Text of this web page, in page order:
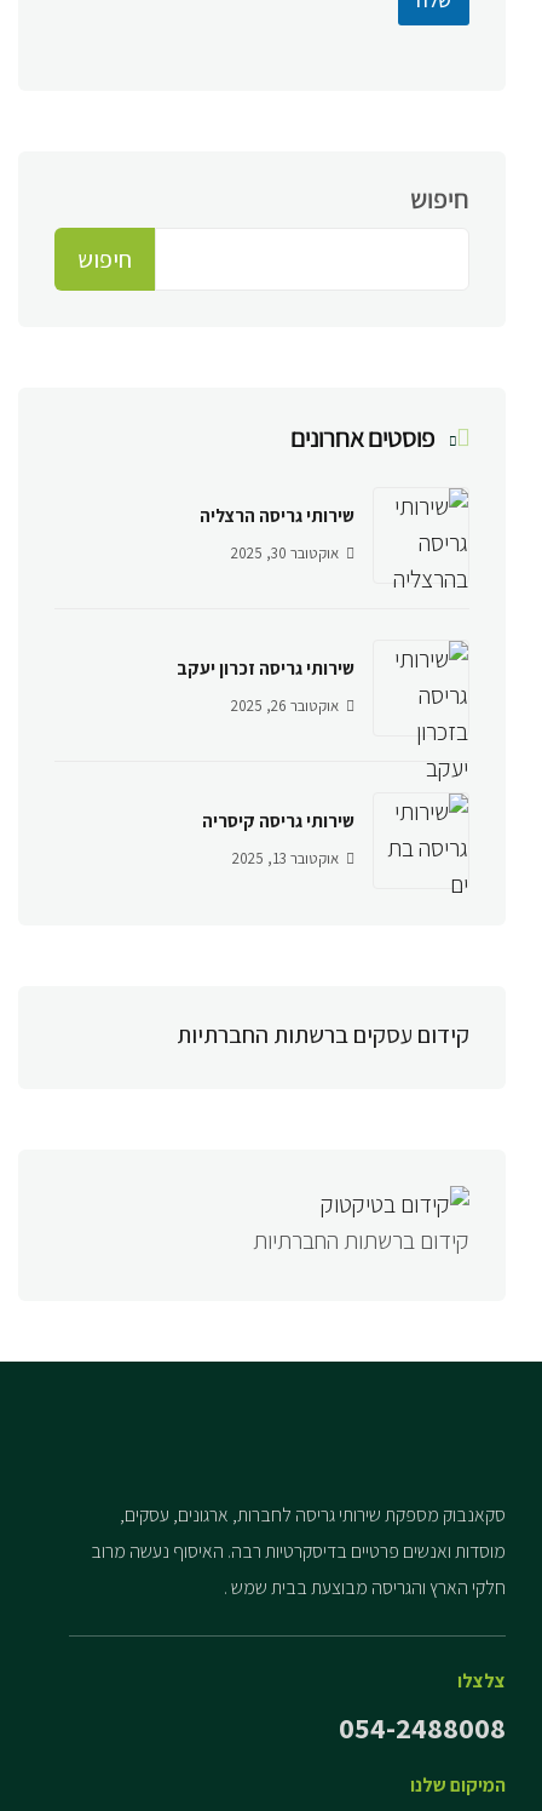
חיפוש
חיפוש
פוסטים אחרונים
שירותי גריסה הרצליה
אוקטובר 30, 2025
שירותי גריסה זכרון יעקב
אוקטובר 26, 2025
שירותי גריסה קיסריה
אוקטובר 13, 2025
קידום עסקים ברשתות החברתיות
קידום ברשתות החברתיות
סקאנבוק מספקת שירותי גריסה לחברות, ארגונים, עסקים,
מוסדות ואנשים פרטיים בדיסקרטיות רבה. האיסוף נעשה מרוב
חלקי הארץ והגריסה מבוצעת בבית שמש .
צלצלו
054-2488008
המיקום שלנו